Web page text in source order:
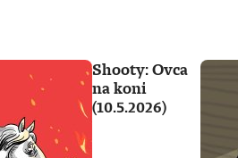
Shooty: Ovca
na koni
(10.5.2026)